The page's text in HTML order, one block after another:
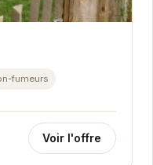
fumeurs
Voir l'offre